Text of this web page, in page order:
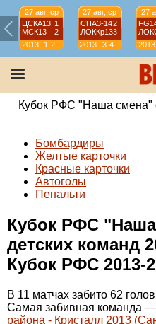
27 авг, ср
ЦСКА13 1
МСК13
2
2013-
2014
1-2
27 авг, ср
СПА3-142
ЛОККр133
2013-
2014
3-4
27
2014
Кубок РФС "Наша смена"
Бомбардиры
Желтые карточки
Красные карточки
Автоголы
Пенальти
Кубок РФС
детских команд
Кубок РФС 2013-
В 11 матчах забито 62
Самая забивная команда —
района - Кристалл 2013